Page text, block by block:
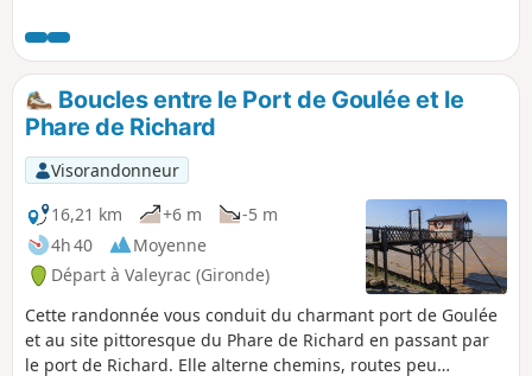
découvrirez une tour en forme de cône datant du XIXe
siècle mais dont les premières édifications remontent
probablement au Moyen Âge. Aujourd'hui encore, la Tour
de Beaumont sert d'amer à la navigation.
Boucles entre le Port de Goulée et le
Phare de Richard
Visorandonneur
16,21 km
+6 m
-5 m
4h 40
Moyenne
Départ à Valeyrac (Gironde)
Cette randonnée vous conduit du charmant port de Goulée
et au site pittoresque du Phare de Richard en passant par
le port de Richard. Elle alterne chemins, routes peu